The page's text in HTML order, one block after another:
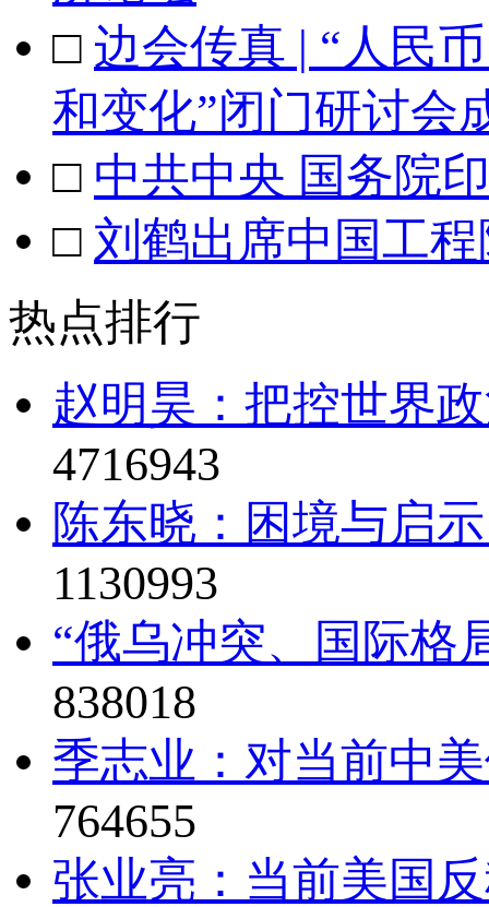
□ 边会传真 | “人民
和变化”闭门研讨会
□ 中共中央 国务院
□ 刘鹤出席中国工
热点排行
赵明昊：把控世界
4716943
陈东晓：困境与启
1130993
“俄乌冲突、国际格
838018
季志业：对当前中
764655
张业亮：当前美国